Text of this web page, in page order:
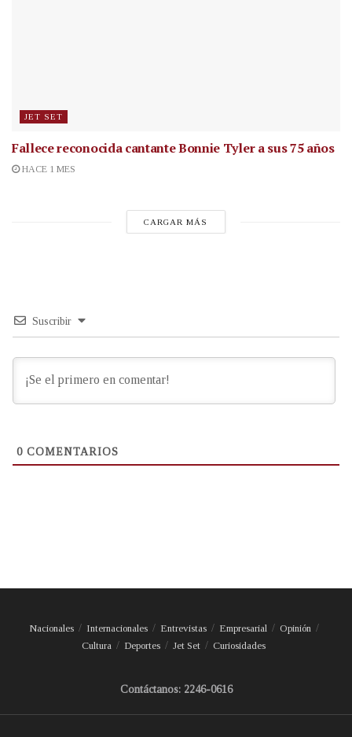
JET SET
Fallece reconocida cantanteBonnie Tyler a sus 75 años
HACE 1 MES
CARGAR MÁS
Suscribir
0 COMENTARIOS
Nacionales Internacionales Entrevistas Empresarial
Opinión
Cultura
Deportes Jet Set Curiosidades
Contáctanos: 2246-0616